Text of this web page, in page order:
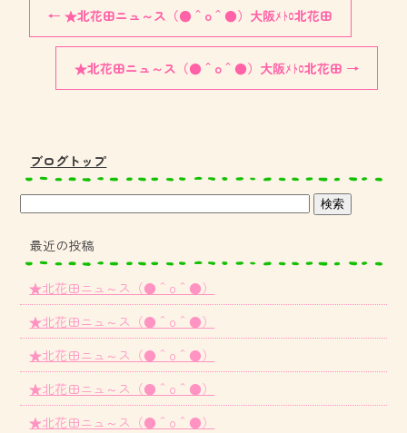
← ★北花田ニュ～ス（●＾o＾●）大阪ﾒﾄﾛ北花田
★北花田ニュ～ス（●＾o＾●）大阪ﾒﾄﾛ北花田 →
ブログトップ
最近の投稿
★北花田ニュ～ス（●＾o＾●）
★北花田ニュ～ス（●＾o＾●）
★北花田ニュ～ス（●＾o＾●）
★北花田ニュ～ス（●＾o＾●）
★北花田ニュ～ス（●＾o＾●）